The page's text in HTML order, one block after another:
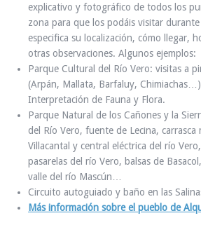
explicativo y fotográfico de todos los
zona para que los podáis visitar
especifica su localización, cómo llegar,
otras observaciones. Algunos ejemplos:
Parque Cultural del Río Vero: visitas a
(Arpán, Mallata, Barfaluy,
Interpretación de Fauna y Flora.
Parque Natural de los Cañones y la
del Río Vero, fuente de Lecina,
Villacantal y central eléctrica del río
pasarelas del río Vero, balsas de
valle del río Mascún…
Circuito autoguiado y baño en las
Más información sobre el pueblo de